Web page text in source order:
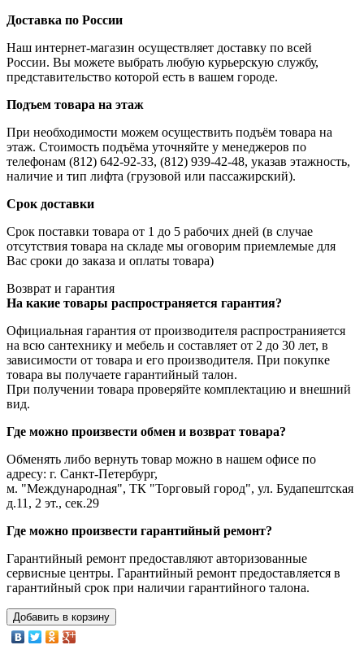
Доставка по России
Наш интернет-магазин осуществляет доставку по всей
России. Вы можете выбрать любую курьерскую службу,
представительство которой есть в вашем городе.
Подъем товара на этаж
При необходимости можем осуществить подъём товара на
этаж. Стоимость подъёма уточняйте у менеджеров по
телефонам (812) 642-92-33, (812) 939-42-48, указав этажность,
наличие и тип лифта (грузовой или пассажирский).
Срок доставки
Срок поставки товара от 1 до 5 рабочих дней (в случае
отсутствия товара на складе мы оговорим приемлемые для
Вас сроки до заказа и оплаты товара)
Возврат и гарантия
На какие товары распространяется гарантия?
Официальная гарантия от производителя распространияется
на всю сантехнику и мебель и составляет от 2 до 30 лет, в
зависимости от товара и его производителя. При покупке
товара вы получаете гарантийный талон.
При получении товара проверяйте комплектацию и внешний
вид.
Где можно произвести обмен и возврат товара?
Обменять либо вернуть товар можно в нашем офисе по
адресу: г. Санкт-Петербург,
м. "Международная", ТК "Торговый город", ул. Будапештская
д.11, 2 эт., сек.29
Где можно произвести гарантийный ремонт?
Гарантийный ремонт предоставляют авторизованные
сервисные центры. Гарантийный ремонт предоставляется в
гарантийный срок при наличии гарантийного талона.
Добавить в корзину